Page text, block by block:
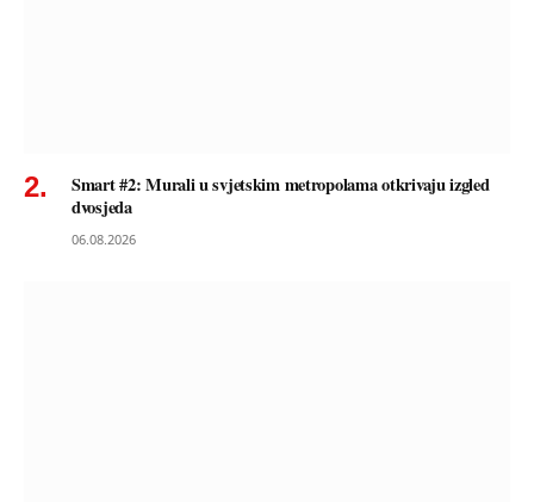
Smart #2: Murali u svjetskim metropolama otkrivaju izgled
dvosjeda
06.08.2026